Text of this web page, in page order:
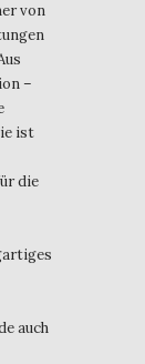
von
–
ist
die
auch